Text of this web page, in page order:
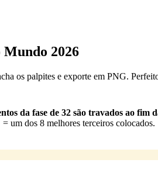
Mundo 2026
os palpites e exporte em PNG.
da fase de 32 são travados ao fim
= um dos 8 melhores terceiros colocados.